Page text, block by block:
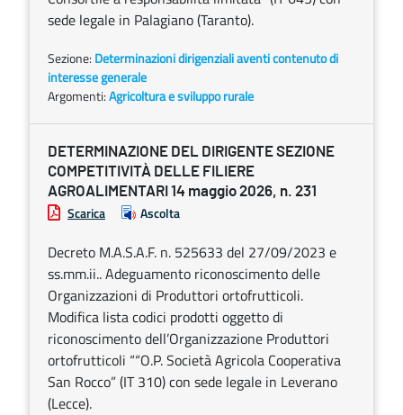
sede legale in Palagiano (Taranto).
Sezione: Determinazioni dirigenziali aventi contenuto di
interesse generale
Argomenti:Agricoltura e sviluppo rurale
DETERMINAZIONE DEL DIRIGENTE SEZIONE
COMPETITIVITÀ DELLE FILIERE
AGROALIMENTARI 14 maggio 2026, n. 231
Scarica Ascolta
Decreto M.A.S.A.F. n. 525633 del 27/09/2023 e
ss.mm.ii.. Adeguamento riconoscimento delle
Organizzazioni di Produttori ortofrutticoli.
Modifica lista codici prodotti oggetto di
riconoscimento dell’Organizzazione Produttori
ortofrutticoli ““O.P. Società Agricola Cooperativa
San Rocco” (IT 310) con sede legale in Leverano
(Lecce).